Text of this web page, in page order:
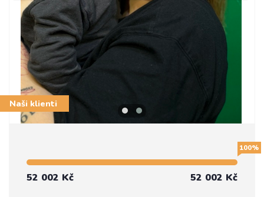
Naši klienti
100%
52 002 Kč 52 002 Kč